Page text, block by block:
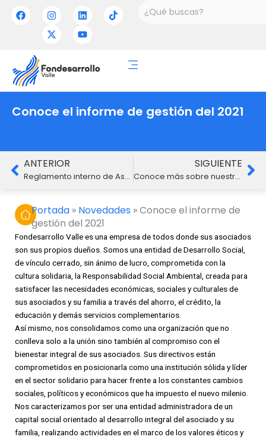
F
a
o
k
I
n
s
t
r
a
L
i
n
k
i
n
T
i
X
-
t
w
t
e
Y
o
u
t
e
Buscar
Conoce el informe de gestión del 2021
AntANTERIOR
Reglamento interno de Asamblea General Ordinaria por Delegados no Presencial
SIGUIENTE
Conoce más sobre nuestra nueva administración
Portada» Novedades »Conoce el informe de
gestión del 2021
Fondesarrollo Valle es una empresa de todos donde sus asociados
son sus propios dueños. Somos una entidad de Desarrollo Social,
de vínculo cerrado, sin ánimo de lucro, comprometida con la
cultura solidaria, la Responsabilidad Social Ambiental, creada para
satisfacer las necesidades económicas, sociales y culturales de
sus asociados y su familia a través del ahorro, el crédito, la
educación y demás servicios complementarios.
Así mismo, nos consolidamos como una organización que no
conlleva solo a la unión sino también al compromiso con el
bienestar integral de sus asociados. Sus directivos están
comprometidos en posicionarla como una institución sólida y líder
en el sector solidario para hacer frente a los constantes cambios
sociales, políticos y económicos que ha impuesto el nuevo milenio.
Nos caracterizamos por ser una entidad administradora de un
capital social orientado al desarrollo integral del asociado y su
familia, realizando actividades en el marco de los valores éticos y